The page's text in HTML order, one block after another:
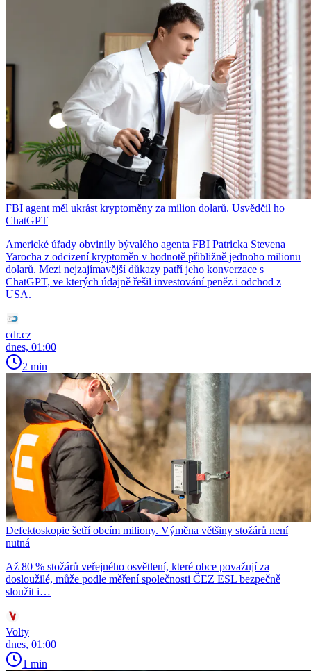
FBI agent měl ukrást kryptoměny za milion dolarů. Usvědčil ho
ChatGPT
Americké úřady obvinily bývalého agenta FBI Patricka Stevena
Yarocha z odcizení kryptoměn v hodnotě přibližně jednoho milionu
dolarů. Mezi nejzajímavější důkazy patří jeho konverzace s
ChatGPT, ve kterých údajně řešil investování peněz i odchod z
USA.
cdr.cz
dnes, 01:00
2 min
Defektoskopie šetří obcím miliony. Výměna většiny stožárů není
nutná
Až 80 % stožárů veřejného osvětlení, které obce považují za
dosloužilé, může podle měření společnosti ČEZ ESL bezpečně
sloužit i…
Volty
dnes, 01:00
1 min